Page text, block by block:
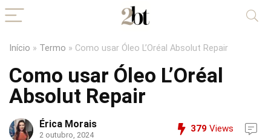
Início » Termo » Como usar Óleo L’Oréal Absolut Repair
Como usar Óleo L’Oréal
Absolut Repair
Érica Morais
2 outubro, 2024
379 Views